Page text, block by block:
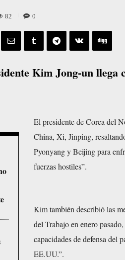
82 0
Kim Jong-un llega
El presidente de Corea del
China, Xi, Jinping,
Pyonyang y Beijing para
fuerzas hostiles”.
Kim también describió las
del Trabajo en enero
capacidades de defensa del
EE.UU.”.